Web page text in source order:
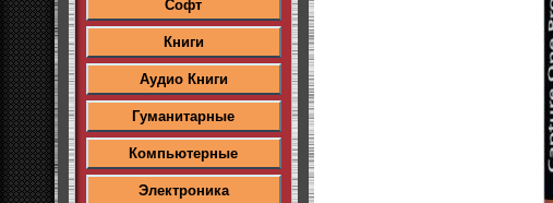
Софт
Книги
Аудио Книги
Гуманитарные
Компьютерные
Электроника